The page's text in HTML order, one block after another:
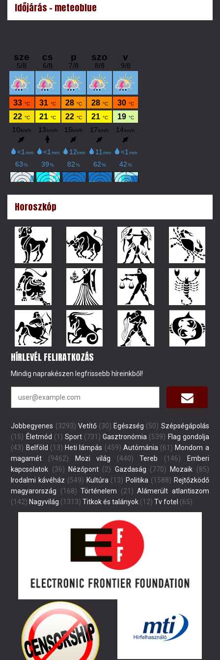
Időjárás - meteoblue
Horoszkóp
HÍRLEVÉL FELIRATKOZÁS
Mindig naprakészen legfrissebb híreinkből!
Jobbegyenes (3293) Vetítő(30) Egészség (50) Szépségápolás
(15) Életmód (1) Sport(731) Gasztronómia (539) Flag gondolja
(43) Belföld (13) Heti lámpás (459) Autómánia (61) Mondom a
magamét (9462) Mozi világ (440) Tereb (146)
Emberi
kapcsolatok (36) Nézőpont (2) Gazdaság (770) Mozaik (85)
Irodalmi kávéház (549) Kultúra (13) Politika (1588) Rejtőzködő
magyarország (168) Történelem (21) Alámerült atlantiszom
(142) Nagyvilág (1313) Titkok és talányok (12) Tv fotel (65)